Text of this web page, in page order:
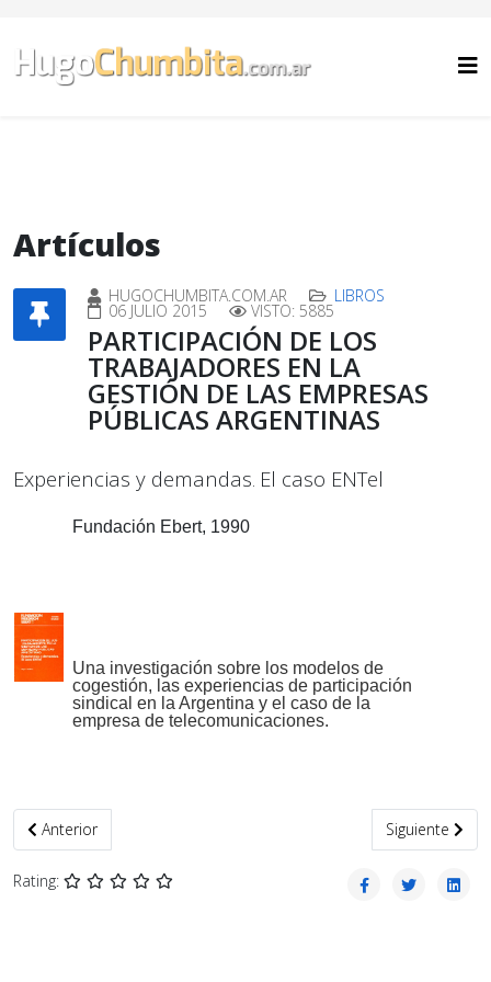
Artículos
HUGOCHUMBITA.COM.AR LIBROS
06 JULIO 2015 VISTO: 5885
PARTICIPACIÓN DE LOS
TRABAJADORES EN LA
GESTIÓN DE LAS EMPRESAS
PÚBLICAS ARGENTINAS
Experiencias y demandas. El caso ENTel
Fundación Ebert, 1990
Una investigación sobre los modelos de
cogestión, las experiencias de participación
sindical en la Argentina y el caso de la
empresa de telecomunicaciones.
Artículo anterior: Capítulo I. BÁRBAROS, BANDIDOS Y REBELDES
Anterior Artículo
Siguiente
Rating: